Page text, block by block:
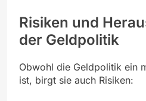
Risiken und
der Geldpolitik
Obwohl die Geldpolitik ein
ist, birgt sie auch Risiken: